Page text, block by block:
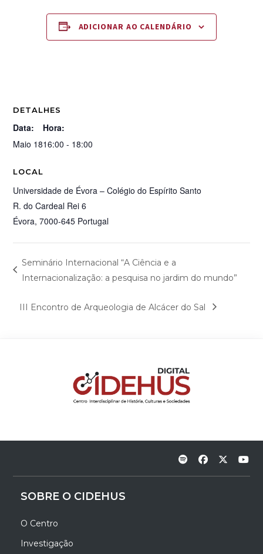
ADICIONAR AO CALENDÁRIO
DETALHES
Data:
Maio 18
Hora:
16:00 - 18:00
LOCAL
Universidade de Évora – Colégio do Espírito Santo
R. do Cardeal Rei 6
Évora, 7000-645 Portugal
Seminário Internacional “A Ciência e a
Internacionalização: a pesquisa no jardim do mundo”
III Encontro de Arqueologia de Alcácer do Sal
SOBRE O CIDEHUS
O Centro
Investigação